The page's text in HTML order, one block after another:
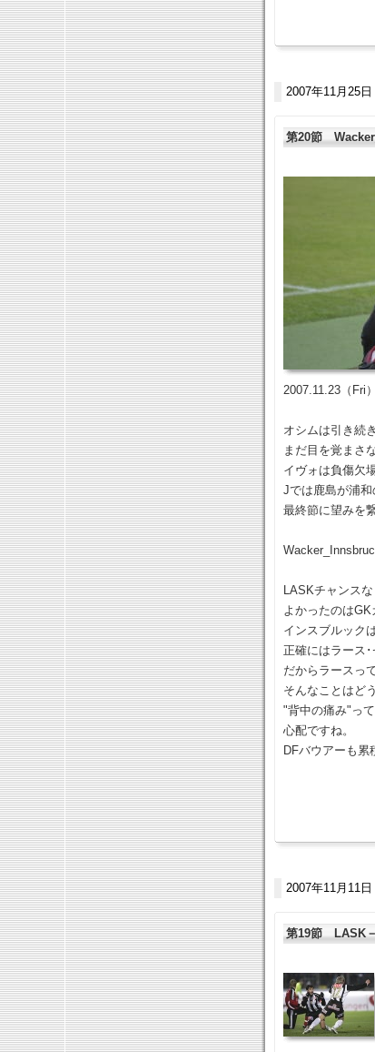
2007年11月25
第20節
2007.11.23（Fri）
オシムは引き続
まだ目を覚まさ
イヴォは負傷欠
Jでは鹿島が浦
最終節に望みを繋
LASKチャンスな
よかったのはGK
インスブルック
正確にはラース･
だからラースっ
そんなことはど
"背中の痛み"っ
心配ですね。
DFバウアーも累
2007年11月11
第19節 LASK